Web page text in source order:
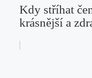
Kdy stříhat
krásnější a